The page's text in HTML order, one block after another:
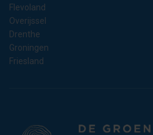
Flevoland
Overijssel
Drenthe
Groningen
Friesland